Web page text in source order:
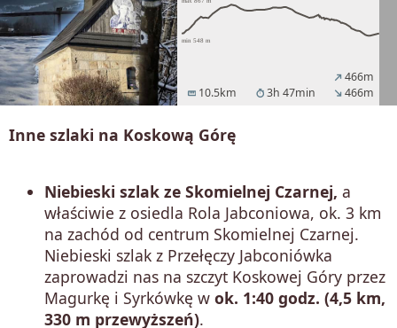
straighten 10.5km timer3h 47min
north_east 466m
south_east 466m
Inne szlaki na Koskową Górę
Niebieski szlak ze Skomielnej Czarnej, a
właściwie z osiedla Rola Jabconiowa, ok. 3 km
na zachód od centrum Skomielnej Czarnej.
Niebieski szlak z Przełęczy Jabconiówka
zaprowadzi nas na szczyt Koskowej Góry przez
Magurkę i Syrkówkę w ok. 1:40 godz. (4,5 km,
330 m przewyższeń).